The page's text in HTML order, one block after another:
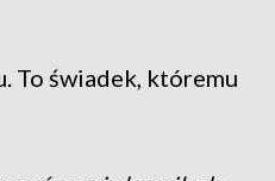
To świadek, któremu